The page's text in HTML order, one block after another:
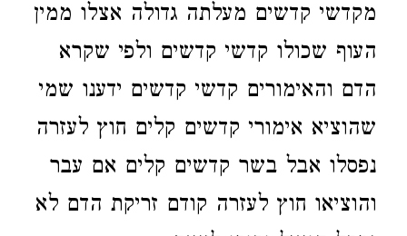
מקדשי קדשים מעלתה גדולה אצלו ממין
העוף שכולו קדשי קדשים ולפי שקרא
הדם והאימורים קדשי קדשים ידענו שמי
שהוציא אימורי קדשים קלים חוץ לעזרה
נפסלו אבל בשר קדשים קלים אם עבר
והוציאו חוץ לעזרה קודם זריקת הדם לא